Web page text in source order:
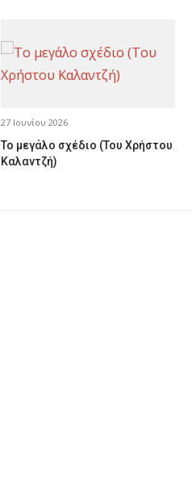
27 Ιουνίου 2026
Το μεγάλο σχέδιο (Του Χρήστου
Καλαντζή)